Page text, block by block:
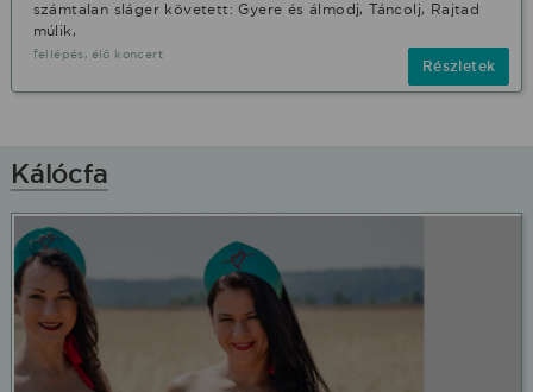
számtalan sláger követett: Gyere és álmodj, Táncolj, Rajtad
múlik,
fellépés, élő koncert
Részletek
Kálócfa